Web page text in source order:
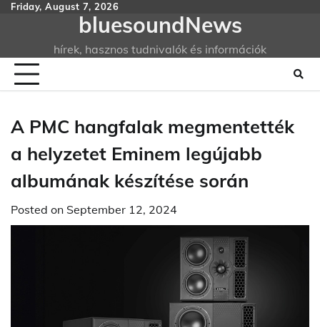
SkipFriday, August 7, 2026
bluesoundNews
hírek, hasznos tudnivalók és információk
A PMC hangfalak megmentették
a helyzetet Eminem legújabb
albumának készítése során
Posted on September 12, 2024